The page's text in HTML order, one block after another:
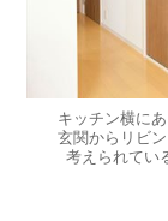
キッチン横に
玄関からリビ
考えられてい